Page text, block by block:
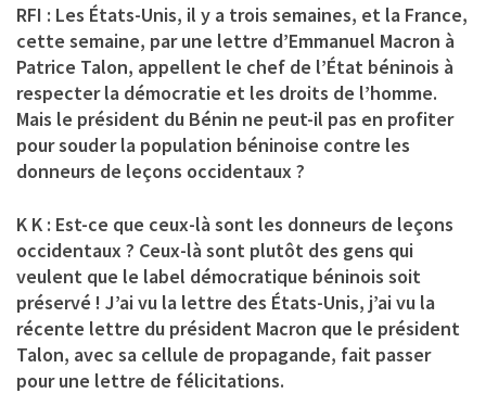
RFI : Les États-Unis, il y a trois semaines, et la France,
cette semaine, par une lettre d’Emmanuel Macron à
Patrice Talon, appellent le chef de l’État béninois à
respecter la démocratie et les droits de l’homme.
Mais le président du Bénin ne peut-il pas en profiter
pour souder la population béninoise contre les
donneurs de leçons occidentaux ?
K K : Est-ce que ceux-là sont les donneurs de leçons
occidentaux ? Ceux-là sont plutôt des gens qui
veulent que le label démocratique béninois soit
préservé ! J’ai vu la lettre des États-Unis, j’ai vu la
récente lettre du président Macron que le président
Talon, avec sa cellule de propagande, fait passer
pour une lettre de félicitations.